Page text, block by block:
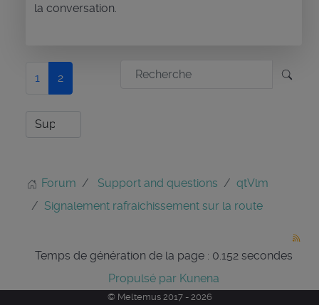
la conversation.
1 2
Forum Support and questions
qtVlm
Signalement rafraichissement sur la route
Temps de génération de la page : 0.152 secondes
Propulsé par Kunena
© Meltemus 2017 - 2026